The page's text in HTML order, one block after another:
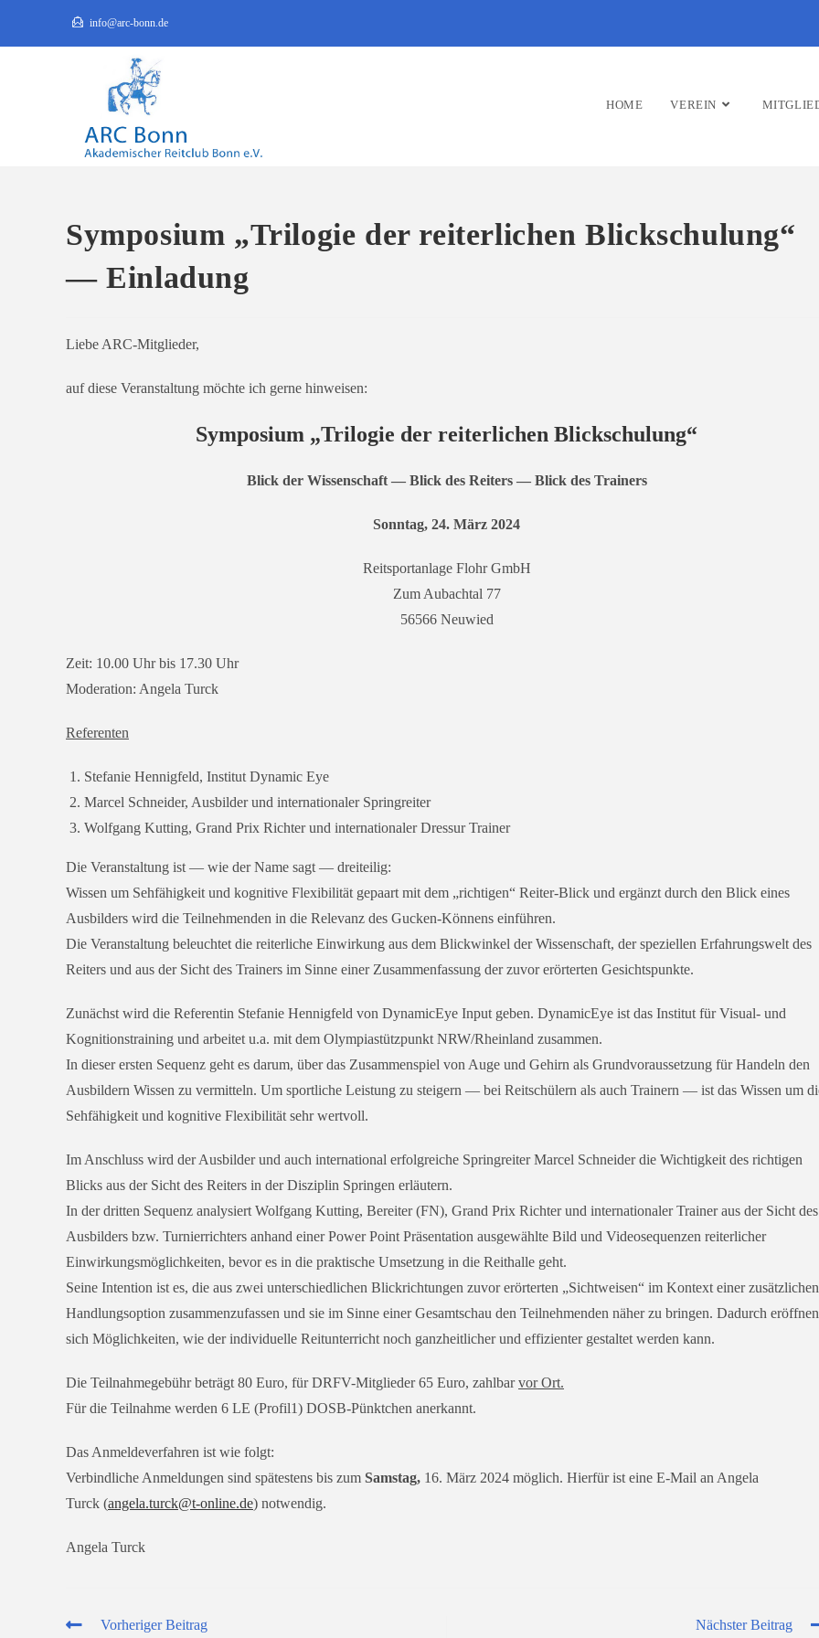
info@arc-bonn.de
HOME VEREIN
Symposium „Trilogie der reiterlichen Blickschulung“
— Einladung
Liebe ARC-Mitglieder,
auf die­se Veranstaltung möch­te ich ger­ne hinweisen:
Symposium „Trilogie der reiterlichen Blickschulung“
Blick der Wissenschaft — Blick des Reiters — Blick des Trainers
Sonntag, 24. März 2024
Reitsportanlage Flohr GmbH
Zum Aubachtal 77
56566 Neuwied
Zeit: 10.00 Uhr bis 17.30 Uhr
Moderation: Angela Turck
Referenten
Stefanie Hennigfeld, Institut Dynamic Eye
Marcel Schneider, Ausbilder und inter­na­tio­na­ler Springreiter
Wolfgang Kutting, Grand Prix Richter und inter­na­tio­na­ler Dressur Trainer
Die Veranstaltung ist — wie der Name sagt — dreiteilig:
Wissen um Sehfähigkeit und kogni­ti­ve Flexibilität gepaart mit dem „rich­ti­gen“ Reiter-Blick und ergänzt durch den Blick eines
Ausbilders wird die Teilnehmenden in die Relevanz des Gucken-Könnens einführen.
Die Veranstaltung beleuch­tet die rei­ter­li­che Einwirkung aus dem Blickwinkel der Wissenschaft, der spe­zi­el­len Erfahrungswelt des
Reiters und aus der Sicht des Trainers im Sinne einer Zusammenfassung der zuvor erör­ter­ten Gesichtspunkte.
Zunächst wird die Referentin Stefanie Hennigfeld von DynamicEye Input geben. DynamicEye ist das Institut für Visual- und
Kognitionstraining und arbei­tet u.a. mit dem Olympiastützpunkt NRW/Rheinland zusammen.
In die­ser ers­ten Sequenz geht es dar­um, über das Zusammenspiel von Auge und Gehirn als Grundvoraussetzung für Handeln den
Ausbildern Wissen zu ver­mit­teln. Um sport­li­che Leistung zu stei­gern — bei Reitschülern als auch Trainern — ist das Wissen um
Sehfähigkeit und kogni­ti­ve Flexibilität sehr wertvoll.
Im Anschluss wird der Ausbilder und auch inter­na­tio­nal erfolg­rei­che Springreiter Marcel Schneider die Wichtigkeit des rich­ti­gen
Blicks aus der Sicht des Reiters in der Disziplin Springen erläutern.
In der drit­ten Sequenz ana­ly­siert Wolfgang Kutting, Bereiter (FN), Grand Prix Richter und inter­na­tio­na­ler Trainer aus der Sicht des
Ausbilders bzw. Turnierrichters anhand einer Power Point Präsentation aus­ge­wähl­te Bild und Videosequenzen rei­ter­li­cher
Einwirkungsmöglichkeiten, bevor es in die prak­ti­sche Umsetzung in die Reithalle geht.
Seine Intention ist es, die aus zwei unter­schied­li­chen Blickrichtungen zuvor erör­ter­ten „Sichtweisen“ im Kontext einer zusätz­li­chen
Handlungsoption zusam­men­zu­fas­sen und sie im Sinne einer Gesamtschau den Teilnehmenden näher zu brin­gen. Dadurch eröff­nen
sich Möglichkeiten, wie der indi­vi­du­el­le Reitunterricht noch ganz­heit­li­cher und effi­zi­en­ter gestal­tet wer­den kann.
Die Teilnahmegebühr beträgt 80 Euro, für DRFV-Mitglieder 65 Euro, zahl­barvor Ort.
Für die Teilnahme wer­den 6 LE (Profil1) DOSB-Pünktchen anerkannt.
Das Anmeldeverfahren ist wie folgt:
Verbindliche Anmeldungen sind spä­tes­tens bis zum Samstag, 16. März 2024 mög­lich. Hierfürist eine E‑Mail an Angela
Turck (angela.turck@t‑online.de) not­wen­dig.
Angela Turck
WeitereVorheriger Beitrag Nächster Beitrag